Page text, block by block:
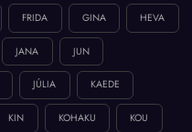
FRIDA GINA HEVA
JANA JUN
JÚLIA KAEDE
KIN KOHAKU KOU